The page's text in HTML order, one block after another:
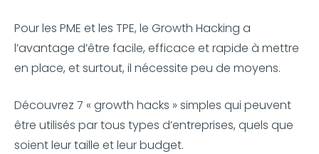
Pour les PME et les TPE, le Growth Hacking a
l’avantage d’être facile, efficace et rapide à mettre
en place, et surtout, il nécessite peu de moyens.
Découvrez 7 « growth hacks » simples qui peuvent
être utilisés par tous types d’entreprises, quels que
soient leur taille et leur budget.